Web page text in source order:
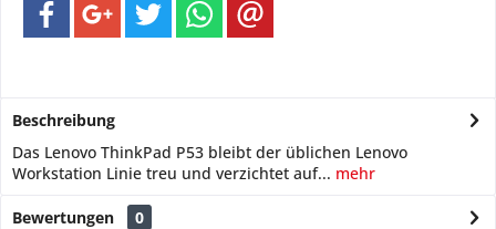
Beschreibung
Das Lenovo ThinkPad P53 bleibt der üblichen Lenovo
Workstation Linie treu und verzichtet auf... mehr
Bewertungen
0